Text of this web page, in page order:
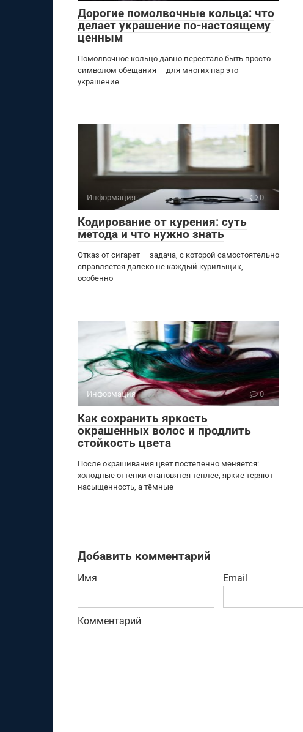
Дорогие помолвочные кольца: что
делает украшение по-настоящему
ценным
Помолвочное кольцо давно перестало быть просто
символом обещания — для многих пар это
украшение
Информация 0
Кодирование от курения: суть
метода и что нужно знать
Отказ от сигарет — задача, с которой самостоятельно
справляется далеко не каждый курильщик,
особенно
Информация 0
Как сохранить яркость
окрашенных волос и продлить
стойкость цвета
После окрашивания цвет постепенно меняется:
холодные оттенки становятся теплее, яркие теряют
насыщенность, а тёмные
Добавить комментарий
Имя Email
Комментарий